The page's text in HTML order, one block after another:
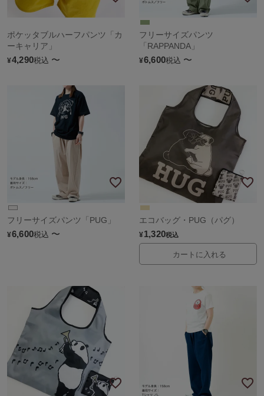
ポケッタブルハーフパンツ「カ
ーキャリア」
¥4,290税込 〜
フリーサイズパンツ
「RAPPANDA」
¥6,600税込 〜
フリーサイズパンツ「PUG」
¥6,600税込 〜
エコバッグ・PUG（パグ）
¥1,320税込
カートに入れる